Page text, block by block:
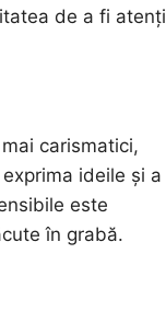
de a fi atenți
carismatici,
ideile și a
este
în grabă.